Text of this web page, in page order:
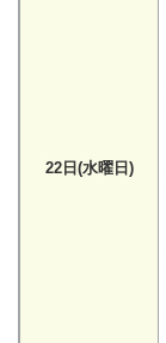
22日(水曜日)